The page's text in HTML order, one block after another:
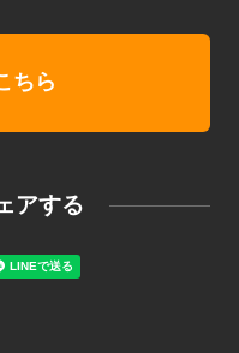
ちら
アする